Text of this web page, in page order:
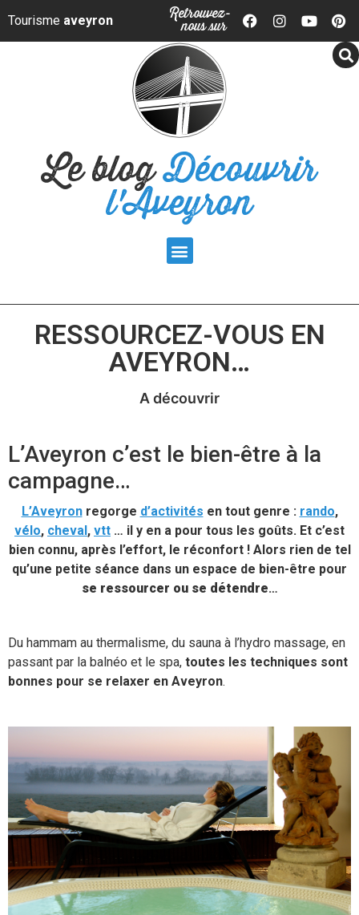
Panneau de gestion des cookies
Tourisme aveyron Retrouvez-
nous sur
Le blogDécouvrir
l'Aveyron
RESSOURCEZ-VOUS EN
AVEYRON…
A découvrir
L’Aveyron c’est le bien-être à la
campagne…
L’Aveyronregorge d’activités en tout genre : rando,
vélo, cheval, vtt … il y en a pour tous les goûts. Et c’est
bien connu, après l’effort, le réconfort ! Alors rien de tel
qu’une petite séance dans un espace de bien-être pour
se ressourcer ou se détendre…
Du hammam au thermalisme, du sauna à l’hydro massage, en
passant par la balnéo et le spa, toutes les techniques sont
bonnes pour se relaxer en Aveyron.